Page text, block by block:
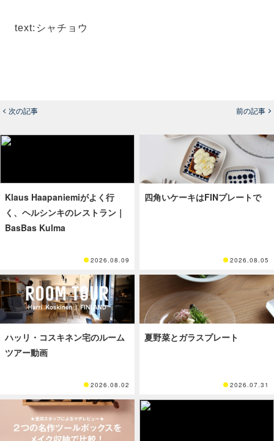
text:シャチョウ
次の記事 前の記事
Klaus Haapaniemiがよく行
く、ヘルシンキのレストラン｜
BasBas Kulma
2026.08.09
四角いケーキはFINプレートで
2026.08.05
ハッリ・コスキネン宅のルーム
ツアー動画
2026.08.02
夏野菜とガラスプレート
2026.07.31